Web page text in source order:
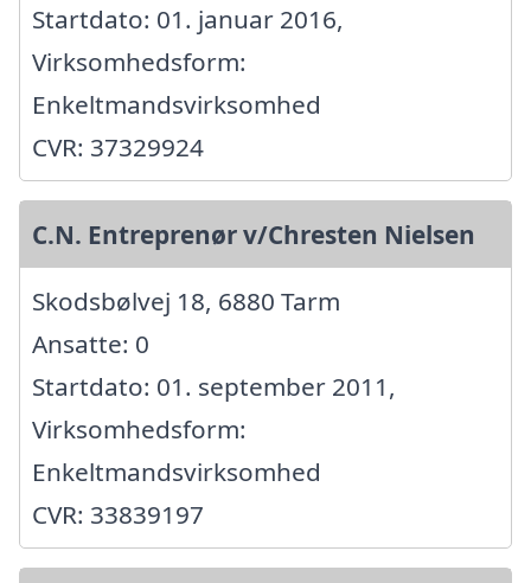
Startdato: 01. januar 2016,
Virksomhedsform:
Enkeltmandsvirksomhed
CVR: 37329924
C.N. Entreprenør v/Chresten Nielsen
Skodsbølvej 18, 6880 Tarm
Ansatte: 0
Startdato: 01. september 2011,
Virksomhedsform:
Enkeltmandsvirksomhed
CVR: 33839197